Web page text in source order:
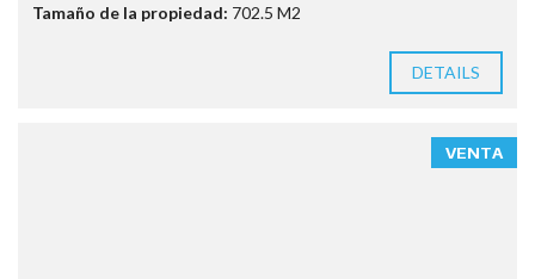
Tamaño de la propiedad: 702.5 M2
DETAILS
VENTA